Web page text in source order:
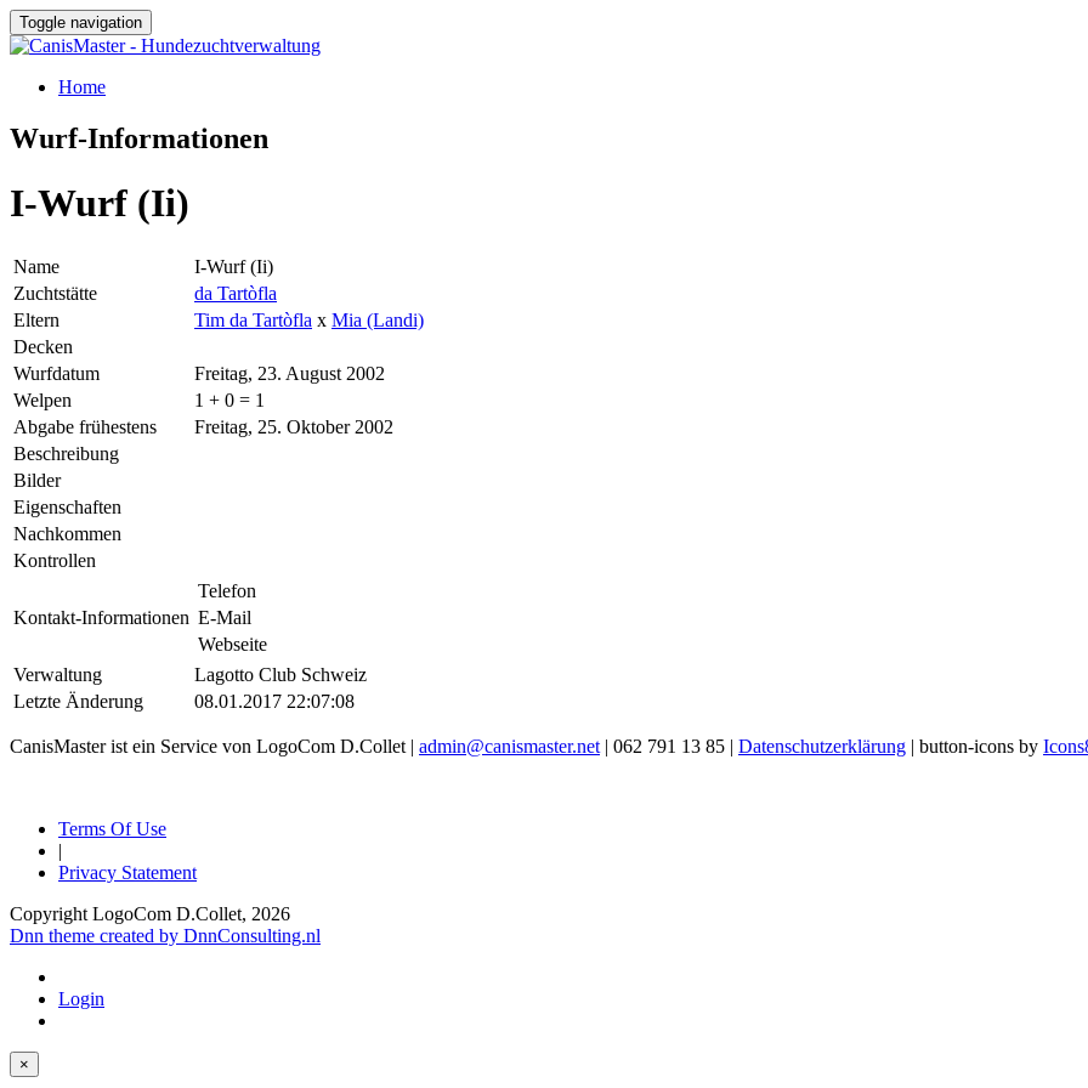
Toggle navigation
Home
Wurf-Informationen
I-Wurf (Ii)
Name
I-Wurf (Ii)
Zuchtstätte
da Tartòfla
Eltern
Tim da Tartòfla x Mia (Landi)
Decken
Wurfdatum
Freitag, 23. August 2002
Welpen
1 + 0 = 1
Abgabe frühestens
Freitag, 25. Oktober 2002
Beschreibung
Bilder
Eigenschaften
Nachkommen
Kontrollen
Kontakt-Informationen
Telefon
E-Mail
Webseite
Verwaltung
Lagotto Club Schweiz
Letzte Änderung
08.01.2017 22:07:08
CanisMaster ist ein Service von LogoCom D.Collet | admin@canismaster.net | 062 791 13 85 | Datenschutzerklärung | button-icons by
Terms Of Use
|
Privacy Statement
Copyright LogoCom D.Collet, 2026
Dnn theme created by DnnConsulting.nl
Login
×